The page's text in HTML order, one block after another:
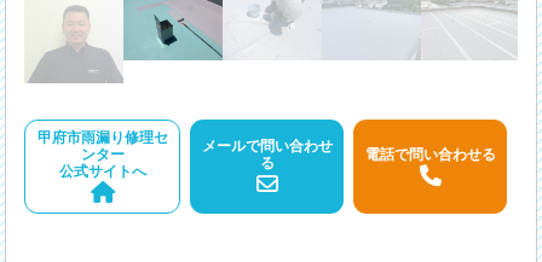
甲府市雨漏り修理セ
ンター
公式サイトへ
メールで問い合わせ
る
電話で問い合わせる